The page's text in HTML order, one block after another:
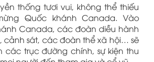
thống tươi vui, không thể thiếu
Quốc khánh Canada. Vào
Canada, các đoàn diễu hành
cảnh sát, các đoàn thể xã hội… sẽ
các trục đường chính, sự kiện thu